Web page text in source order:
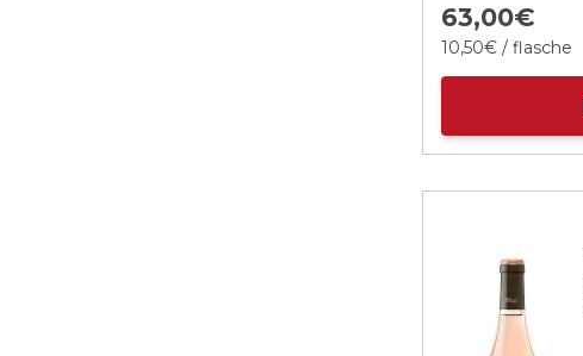
63,00€
10,50€ / flasche